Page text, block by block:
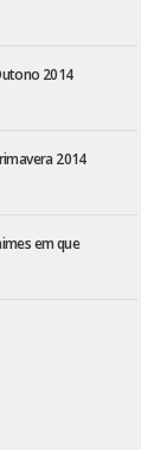
2014
2014
em que